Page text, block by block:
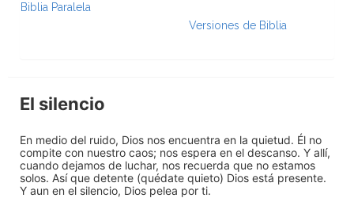
Biblia Paralela
Versiones de Biblia
El silencio
En medio del ruido, Dios nos encuentra en la quietud. Él no
compite con nuestro caos; nos espera en el descanso. Y allí,
cuando dejamos de luchar, nos recuerda que no estamos
solos. Así que detente (quédate quieto) Dios está presente.
Y aun en el silencio, Dios pelea por ti.